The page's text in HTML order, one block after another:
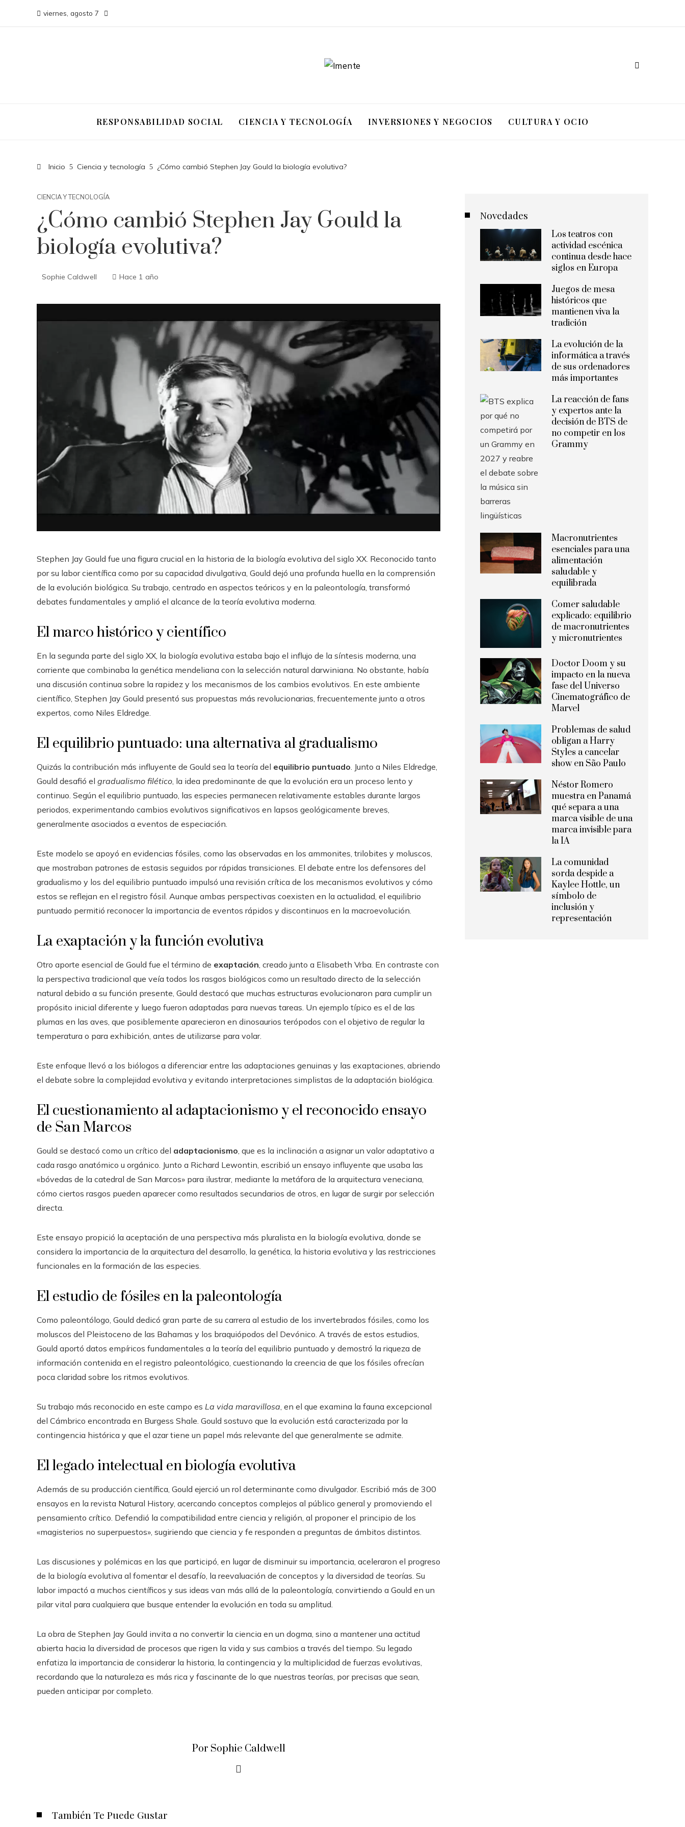
viernes, agosto 7
RESPONSABILIDAD SOCIAL CIENCIA Y TECNOLOGÍA INVERSIONES Y NEGOCIOS CULTURA Y OCIO
Inicio Ciencia y tecnología ¿Cómo cambió Stephen Jay Gould la biología evolutiva?
CIENCIA Y TECNOLOGÍA
¿Cómo cambió Stephen Jay Gould la
biología evolutiva?
Sophie Caldwell Hace 1 año
Stephen Jay Gould fue una figura crucial en la historia de la biología evolutiva del siglo XX. Reconocido tanto
por su labor científica como por su capacidad divulgativa, Gould dejó una profunda huella en la comprensión
de la evolución biológica. Su trabajo, centrado en aspectos teóricos y en la paleontología, transformó
debates fundamentales y amplió el alcance de la teoría evolutiva moderna.
El marco histórico y científico
En la segunda parte del siglo XX, la biología evolutiva estaba bajo el influjo de la síntesis moderna, una
corriente que combinaba la genética mendeliana con la selección natural darwiniana. No obstante, había
una discusión continua sobre la rapidez y los mecanismos de los cambios evolutivos. En este ambiente
científico, Stephen Jay Gould presentó sus propuestas más revolucionarias, frecuentemente junto a otros
expertos, como Niles Eldredge.
El equilibrio puntuado: una alternativa al gradualismo
Quizás la contribución más influyente de Gould sea la teoría del equilibrio puntuado . Junto a Niles Eldredge,
Gould desafió el gradualismo filético , la idea predominante de que la evolución era un proceso lento y
continuo. Según el equilibrio puntuado, las especies permanecen relativamente estables durante largos
periodos, experimentando cambios evolutivos significativos en lapsos geológicamente breves,
generalmente asociados a eventos de especiación.
Este modelo se apoyó en evidencias fósiles, como las observadas en los ammonites, trilobites y moluscos,
que mostraban patrones de estasis seguidos por rápidas transiciones. El debate entre los defensores del
gradualismo y los del equilibrio puntuado impulsó una revisión crítica de los mecanismos evolutivos y cómo
estos se reflejan en el registro fósil. Aunque ambas perspectivas coexisten en la actualidad, el equilibrio
puntuado permitió reconocer la importancia de eventos rápidos y discontinuos en la macroevolución.
La exaptación y la función evolutiva
Otro aporte esencial de Gould fue el término de exaptación , creado junto a Elisabeth Vrba. En contraste con
la perspectiva tradicional que veía todos los rasgos biológicos como un resultado directo de la selección
natural debido a su función presente, Gould destacó que muchas estructuras evolucionaron para cumplir un
propósito inicial diferente y luego fueron adaptadas para nuevas tareas. Un ejemplo típico es el de las
plumas en las aves, que posiblemente aparecieron en dinosaurios terópodos con el objetivo de regular la
temperatura o para exhibición, antes de utilizarse para volar.
Este enfoque llevó a los biólogos a diferenciar entre las adaptaciones genuinas y las exaptaciones, abriendo
el debate sobre la complejidad evolutiva y evitando interpretaciones simplistas de la adaptación biológica.
El cuestionamiento al adaptacionismo y el reconocido ensayo
de San Marcos
Gould se destacó como un crítico del adaptacionismo , que es la inclinación a asignar un valor adaptativo a
cada rasgo anatómico u orgánico. Junto a Richard Lewontin, escribió un ensayo influyente que usaba las
«bóvedas de la catedral de San Marcos» para ilustrar, mediante la metáfora de la arquitectura veneciana,
cómo ciertos rasgos pueden aparecer como resultados secundarios de otros, en lugar de surgir por selección
directa.
Este ensayo propició la aceptación de una perspectiva más pluralista en la biología evolutiva, donde se
considera la importancia de la arquitectura del desarrollo, la genética, la historia evolutiva y las restricciones
funcionales en la formación de las especies.
El estudio de fósiles en la paleontología
Como paleontólogo, Gould dedicó gran parte de su carrera al estudio de los invertebrados fósiles, como los
moluscos del Pleistoceno de las Bahamas y los braquiópodos del Devónico. A través de estos estudios,
Gould aportó datos empíricos fundamentales a la teoría del equilibrio puntuado y demostró la riqueza de
información contenida en el registro paleontológico, cuestionando la creencia de que los fósiles ofrecían
poca claridad sobre los ritmos evolutivos.
Su trabajo más reconocido en este campo es La vida maravillosa , en el que examina la fauna excepcional
del Cámbrico encontrada en Burgess Shale. Gould sostuvo que la evolución está caracterizada por la
contingencia histórica y que el azar tiene un papel más relevante del que generalmente se admite.
El legado intelectual en biología evolutiva
Además de su producción científica, Gould ejerció un rol determinante como divulgador. Escribió más de 300
ensayos en la revista Natural History, acercando conceptos complejos al público general y promoviendo el
pensamiento crítico. Defendió la compatibilidad entre ciencia y religión, al proponer el principio de los
«magisterios no superpuestos», sugiriendo que ciencia y fe responden a preguntas de ámbitos distintos.
Las discusiones y polémicas en las que participó, en lugar de disminuir su importancia, aceleraron el progreso
de la biología evolutiva al fomentar el desafío, la reevaluación de conceptos y la diversidad de teorías. Su
labor impactó a muchos científicos y sus ideas van más allá de la paleontología, convirtiendo a Gould en un
pilar vital para cualquiera que busque entender la evolución en toda su amplitud.
La obra de Stephen Jay Gould invita a no convertir la ciencia en un dogma, sino a mantener una actitud
abierta hacia la diversidad de procesos que rigen la vida y sus cambios a través del tiempo. Su legado
enfatiza la importancia de considerar la historia, la contingencia y la multiplicidad de fuerzas evolutivas,
recordando que la naturaleza es más rica y fascinante de lo que nuestras teorías, por precisas que sean,
pueden anticipar por completo.
Por Sophie Caldwell
También Te Puede Gustar
Novedades
Los teatros con
actividad escénica
continua desde hace
siglos en Europa
Juegos de mesa
históricos que
mantienen viva la
tradición
La evolución de la
informática a través
de sus ordenadores
más importantes
La reacción de fans
y expertos ante la
decisión de BTS de
no competir en los
Grammy
Macronutrientes
esenciales para una
alimentación
saludable y
equilibrada
Comer saludable
explicado: equilibrio
de macronutrientes
y micronutrientes
Doctor Doom y su
impacto en la nueva
fase del Universo
Cinematográfico de
Marvel
Problemas de salud
obligan a Harry
Styles a cancelar
show en São Paulo
Néstor Romero
muestra en Panamá
qué separa a una
marca visible de una
marca invisible para
la IA
La comunidad
sorda despide a
Kaylee Hottle, un
símbolo de
inclusión y
representación